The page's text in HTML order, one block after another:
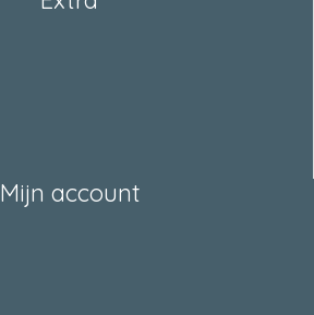
Mijn account